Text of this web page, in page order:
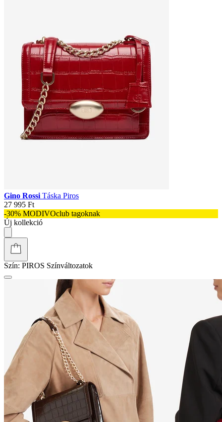
Gino Rossi Táska Piros
27 995 Ft
-30% MODIVOclub tagoknak
Új kollekció
Szín: PIROS Színváltozatok